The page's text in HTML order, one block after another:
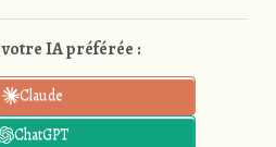
IA préférée :
Claude
ChatGPT